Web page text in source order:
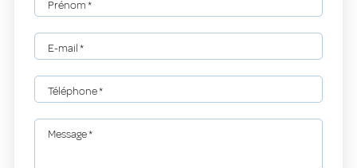
Prénom*
E-mail*
Téléphone*
Message*